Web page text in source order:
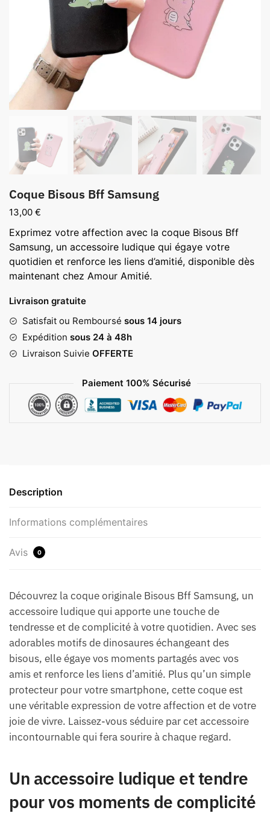
Coque Bisous Bff Samsung
13,00 €
Exprimez votre affection avec la coque Bisous Bff
Samsung, un accessoire ludique qui égaye votre
quotidien et renforce les liens d’amitié, disponible dès
maintenant chez Amour Amitié.
Livraison gratuite
Satisfait ou Remboursé sous 14 jours
Expédition sous 24 à 48h
Livraison Suivie OFFERTE
Paiement 100% Sécurisé
Description
Informations complémentaires
Avis 0
Découvrez la coque originale Bisous Bff Samsung, un
accessoire ludique qui apporte une touche de
tendresse et de complicité à votre quotidien. Avec ses
adorables motifs de dinosaures échangeant des
bisous, elle égaye vos moments partagés avec vos
amis et renforce les liens d’amitié. Plus qu’un simple
protecteur pour votre smartphone, cette coque est
une véritable expression de votre affection et de votre
joie de vivre. Laissez-vous séduire par cet accessoire
incontournable qui fera sourire à chaque regard.
Un accessoire ludique et tendre
pour vos moments de complicité